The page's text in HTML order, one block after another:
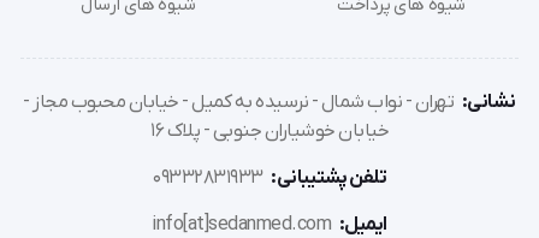
مثل پاراشوت،بالن سواری،کایت سواری یا کوه نوردی و اسکی می
ویژگی ها و مشخصات فنی
ویژگی ها و مشخصه های فنی ذیل است:
نشانی: تهران - نواب شمال - نرسیده به کمیل - خیابان محبوب مجاز -
خیابان خوشیاران جنوبی - پلاک 16
تلفن پشتیبانی: 09332831933
ایمیل: info[at]sedanmed.com